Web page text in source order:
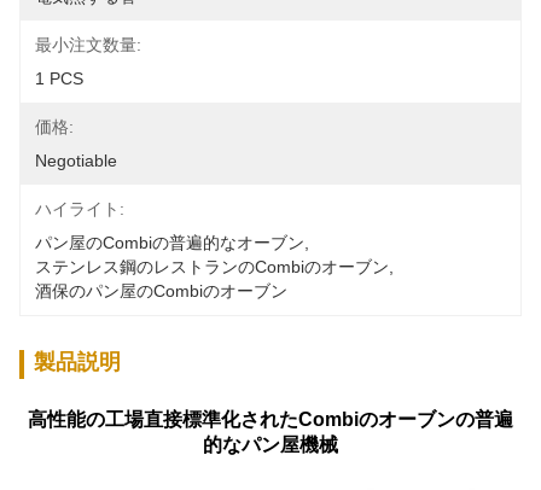
最小注文数量:
1 PCS
価格:
Negotiable
ハイライト:
パン屋のCombiの普遍的なオーブン
ステンレス鋼のレストランのCombiのオーブン
酒保のパン屋のCombiのオーブン
製品説明
高性能の工場直接標準化されたCombiのオーブンの普遍
的なパン屋機械